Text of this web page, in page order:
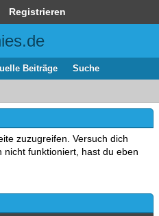
Registrieren
Beiträge Suche
zuzugreifen. Versuch dich
funktioniert, hast du eben